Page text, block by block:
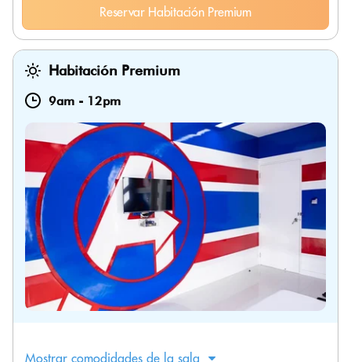
Reservar Habitación Premium
Habitación Premium
9am - 12pm
Mostrar comodidades de la sala